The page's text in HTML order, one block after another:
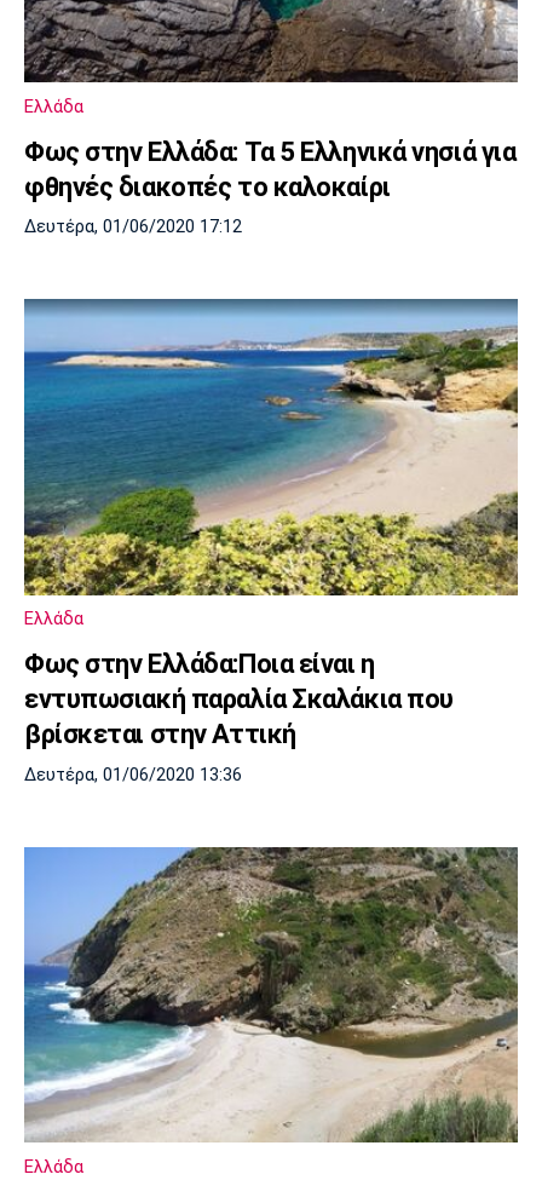
Πολιτισμός
Τραγούδια
Running
Media
Παρασκήνιο
Πρόγραμμα TV
Μάντσεστερ
Γιουνάιτεντ
Τσέλσι Άρσεναλ
Λίβερπουλ
Μάντσεστερ
Σίτι
Γιουβέντους
Ίντερ Μίλαν Μπάγερν
Ντόρτμουντ
Ζερμέν
Μονακό
Ερυθρός
Αστέρας
Τότεναμ
Πόρτο
Ελλάδα
Φως στην Ελλάδα: Τα 5 Ελληνικά νησιά για
φθηνές διακοπές το καλοκαίρι
Δευτέρα, 01/06/2020 17:12
Ελλάδα
Φως στην Ελλάδα:Ποια είναι η
εντυπωσιακή παραλία Σκαλάκια που
βρίσκεται στην Αττική
Δευτέρα, 01/06/2020 13:36
Ελλάδα